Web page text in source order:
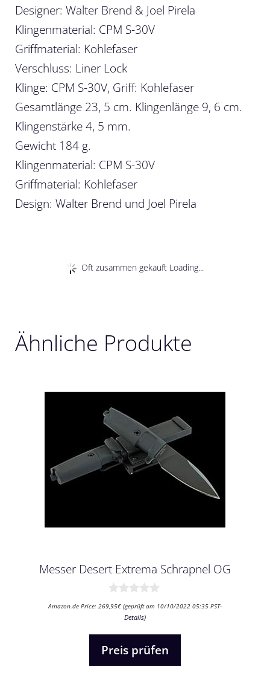
Designer: Walter Brend & Joel Pirela
Klingenmaterial: CPM S-30V
Griffmaterial: Kohlefaser
Verschluss: Liner Lock
Klinge: CPM S-30V, Griff: Kohlefaser
Gesamtlänge 23, 5 cm. Klingenlänge 9, 6 cm.
Klingenstärke 4, 5 mm.
Gewicht 184 g.
Klingenmaterial: CPM S-30V
Griffmaterial: Kohlefaser
Design: Walter Brend und Joel Pirela
Oft zusammen gekauft Loading...
Ähnliche Produkte
Messer Desert Extrema Schrapnel OG
v
Amazon.de Price: 269,95€ (geprüft am 10/10/2022 05:35 PST-
Details)
Preis prüfen